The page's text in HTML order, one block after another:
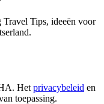
Tips, ideeën voor
Het privacybeleid en
toepassing.